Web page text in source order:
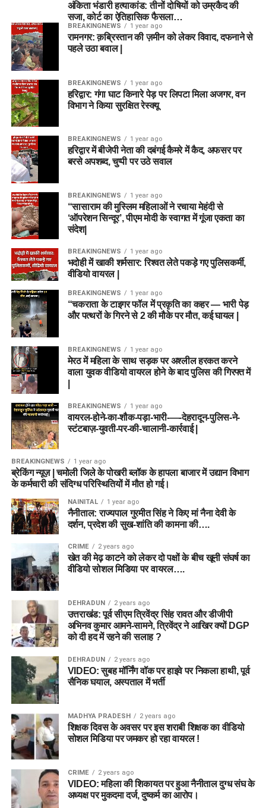
अंकिता भंडारी हत्याकांड: तीनों दोषियों को उम्रकैद की
सजा, कोर्ट का ऐतिहासिक फैसला…
BREAKINGNEWS 1 year ago
रामनगर: क़ब्रिस्तान की ज़मीन को लेकर विवाद, दफनाने से
पहले उठा बवाल |
BREAKINGNEWS 1 year ago
हरिद्वार: गंगा घाट किनारे पेड़ पर लिपटा मिला अजगर, वन
विभाग ने किया सुरक्षित रेस्क्यू
BREAKINGNEWS 1 year ago
हरिद्वार में बीजेपी नेता की दबंगई कैमरे में कैद, अफसर पर
बरसे अपशब्द, चुप्पी पर उठे सवाल
BREAKINGNEWS 1 year ago
“सासाराम की मुस्लिम महिलाओं ने रचाया मेहंदी से
‘ऑपरेशन सिन्दूर’, पीएम मोदी के स्वागत में गूंजा एकता का
संदेश|
BREAKINGNEWS 1 year ago
भदोही में खाकी शर्मसार: रिश्वत लेते पकड़े गए पुलिसकर्मी,
वीडियो वायरल |
BREAKINGNEWS 1 year ago
“चकराता के टाइगर फॉल में प्रकृति का कहर — भारी पेड़
और पत्थरों के गिरने से 2 की मौके पर मौत, कई घायल |
BREAKINGNEWS 1 year ago
मेरठ में महिला के साथ सड़क पर अश्लील हरकत करने
वाला युवक वीडियो वायरल होने के बाद पुलिस की गिरफ्त में
BREAKINGNEWS 1 year ago
वायरल-होने-का-शौक-पड़ा-भारी-—-देहरादून-पुलिस-ने-
स्टंटबाज़-युवती-पर-की-चालानी-कार्रवाई |
BREAKINGNEWS 1 year ago
ब्रेकिंग न्यूज़ | चमोली जिले के पोखरी ब्लॉक के हापला बाजार में उद्यान विभाग
के कर्मचारी की संदिग्ध परिस्थितियों में मौत हो गई।
NAINITAL 1 year ago
नैनीताल: राज्यपाल गुरमीत सिंह ने किए मां नैना देवी के
दर्शन, प्रदेश की सुख-शांति की कामना की….
CRIME 2 years ago
खेत की मेढ़ काटने को लेकर दो पक्षों के बीच खूनी संघर्ष का
वीडियो सोशल मिडिया पर वायरल….
DEHRADUN 2 years ago
उत्तराखंड: पूर्व सीएम त्रिवेंद्र सिंह रावत और डीजीपी
अभिनव कुमार आमने-सामने, त्रिवेंद्र ने आखिर क्यों DGP
को दी हद में रहने की सलाह ?
DEHRADUN 2 years ago
VIDEO: सुबह मॉर्निंग वॉक पर हाइवे पर निकला हाथी, पूर्व
सैनिक घयाल, अस्पताल में भर्ती
MADHYA PRADESH 2 years ago
शिक्षक दिवस के अवसर पर इस शराबी शिक्षक का वीडियो
सोशल मिडिया पर जमकर हो रहा वायरल !
CRIME 2 years ago
VIDEO: महिला की शिकायत पर हुआ नैनीताल दुग्ध संघ के
अध्यक्ष पर मुकदमा दर्ज, दुष्कर्म का आरोप।